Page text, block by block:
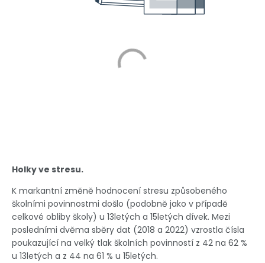
Holky ve stresu.
K markantní změně hodnocení stresu způsobeného
školními povinnostmi došlo (podobně jako v případě
celkové obliby školy) u 13letých a 15letých dívek. Mezi
posledními dvěma sběry dat (2018 a 2022) vzrostla čísla
poukazující na velký tlak školních povinností z 42 na 62 %
u 13letých a z 44 na 61 % u 15letých.